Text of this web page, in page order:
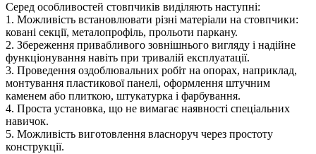
Серед особливостей стовпчиків виділяють наступні:
1. Можливість встановлювати різні матеріали на стовпчики:
ковані секції, металопрофіль, прольоти паркану.
2. Збереження привабливого зовнішнього вигляду і надійне
функціонування навіть при тривалій експлуатації.
3. Проведення оздоблювальних робіт на опорах, наприклад,
монтування пластикової панелі, оформлення штучним
каменем або плиткою, штукатурка і фарбування.
4. Проста установка, що не вимагає наявності спеціальних
навичок.
5. Можливість виготовлення власноруч через простоту
конструкції.